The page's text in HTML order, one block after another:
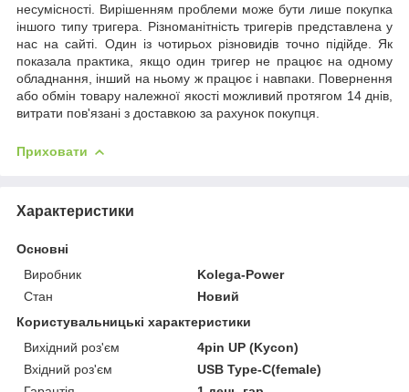
несумісності. Вирішенням проблеми може бути лише покупка
іншого типу тригера. Різноманітність тригерів представлена у
нас на сайті. Один із чотирьох різновидів точно підійде. Як
показала практика, якщо один тригер не працює на одному
обладнання, інший на ньому ж працює і навпаки. Повернення
або обмін товару належної якості можливий протягом 14 днів,
витрати пов'язані з доставкою за рахунок покупця.
Приховати
Характеристики
Основні
Виробник
Kolega-Power
Стан
Новий
Користувальницькі характеристики
Вихідний роз'єм
4pin UP (Kycon)
Вхідний роз'єм
USB Type-C(female)